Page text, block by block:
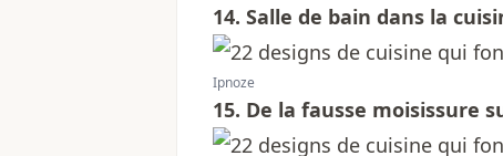
14. Salle de bain dans la
Ipnoze
15. De la fausse moisissure